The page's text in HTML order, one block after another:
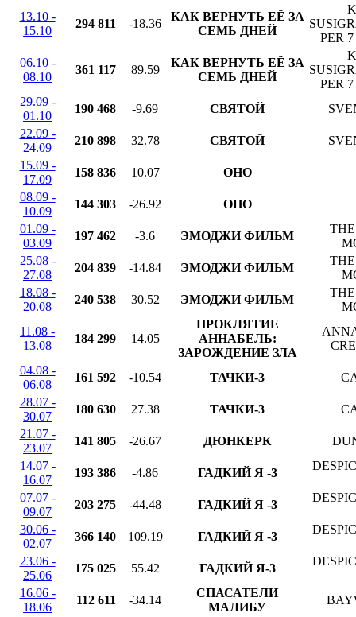
13.10 -
15.10
294 811 -18.36
КАК ВЕРНУТЬ ЕЁ ЗА
СЕМЬ ДНЕЙ
PER
06.10 -
08.10
361 117 89.59
КАК ВЕРНУТЬ ЕЁ ЗА
СЕМЬ ДНЕЙ
PER
29.09 -
01.10
190 468 -9.69 СВЯТОЙ
22.09 -
24.09
210 898 32.78 СВЯТОЙ
15.09 -
17.09
158 836 10.07
ОНО
08.09 -
10.09
144 303 -26.92
ОНО
01.09 -
03.09
197 462 -3.6 ЭМОДЖИ ФИЛЬМ
25.08 -
27.08
204 839 -14.84 ЭМОДЖИ ФИЛЬМ
18.08 -
20.08
240 538 30.52 ЭМОДЖИ ФИЛЬМ
11.08 -
13.08
184 299 14.05
ПРОКЛЯТИЕ
АННАБЕЛЬ:
ЗАРОЖДЕНИЕ ЗЛА
04.08 -
06.08
161 592 -10.54 ТАЧКИ-3
28.07 -
30.07
180 630 27.38 ТАЧКИ-3
21.07 -
23.07
141 805 -26.67 ДЮНКЕРК
14.07 -
16.07
193 386 -4.86 ГАДКИЙ Я -3
07.07 -
09.07
203 275 -44.48 ГАДКИЙ Я -3
30.06 -
02.07
366 140 109.19 ГАДКИЙ Я -3
23.06 -
25.06
175 025 55.42 ГАДКИЙ Я-3
16.06 -
18.06
112 611 -34.14
СПАСАТЕЛИ
МАЛИБУ